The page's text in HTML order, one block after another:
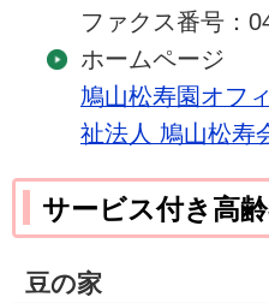
ファクス番号：
ホームページ
鳩山松寿園オフ
祉法人 鳩山松寿
サービス付き高
豆の家